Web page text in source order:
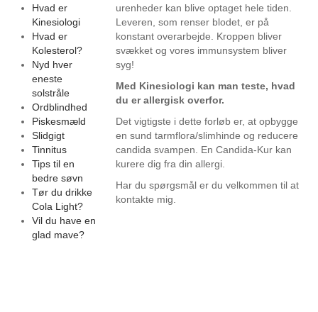
Hvad er
Kinesiologi
Hvad er
Kolesterol?
Nyd hver
eneste
solstråle
Ordblindhed
Piskesmæld
Slidgigt
Tinnitus
Tips til en
bedre søvn
Tør du drikke
Cola Light?
Vil du have en
glad mave?
urenheder kan blive optaget hele tiden.
Leveren, som renser blodet, er på
konstant overarbejde. Kroppen bliver
svækket og vores immunsystem bliver
syg!
Med Kinesiologi kan man teste, hvad
du er allergisk overfor.
Det vigtigste i dette forløb er, at opbygge
en sund tarmflora/slimhinde og reducere
candida svampen. En Candida-Kur kan
kurere dig fra din allergi.
Har du spørgsmål er du velkommen til at
kontakte mig.